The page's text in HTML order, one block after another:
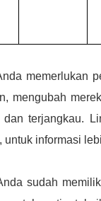
memerlukan
mengubah
dan terjangkau.
untuk informasi
sudah